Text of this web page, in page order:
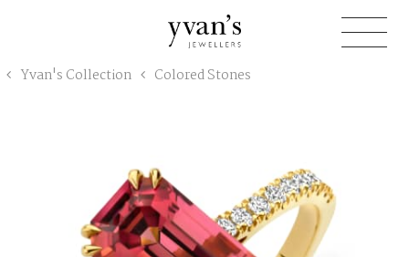
Jewellers
Yvan's Collection Colored Stones